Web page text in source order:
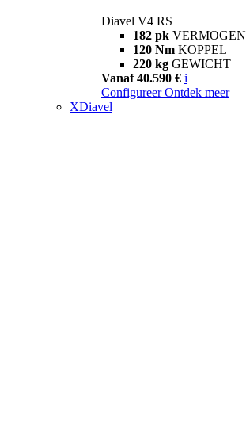
Diavel V4 RS
182 pk VERMOGEN
120 Nm KOPPEL
220 kg GEWICHT
Vanaf 40.590 € i
Configureer Ontdek meer
XDiavel